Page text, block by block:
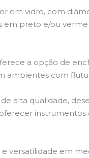
em vidro, com
em preto e/ou
a opção de
ambientes com
alta qualidade,
instrumentos
versatilidade em